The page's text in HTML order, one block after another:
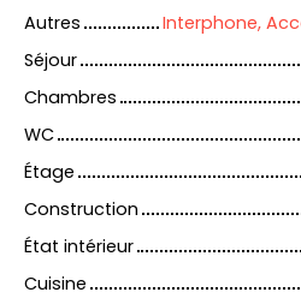
Autres
Interphone,
Séjour
Chambres
WC
Étage
Construction
État intérieur
Cuisine